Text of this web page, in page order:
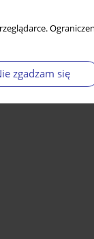
zgadzam się